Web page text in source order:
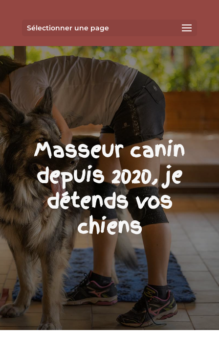
Sélectionner une page
Masseur canin
depuis 2020, je
détends vos
chiens